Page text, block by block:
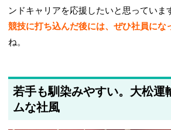
ンドキャリアを応援したいと思っていま
競技に打ち込んだ後には、ぜひ社員にな
ね。
若手も馴染みやすい。大松運
ムな社風